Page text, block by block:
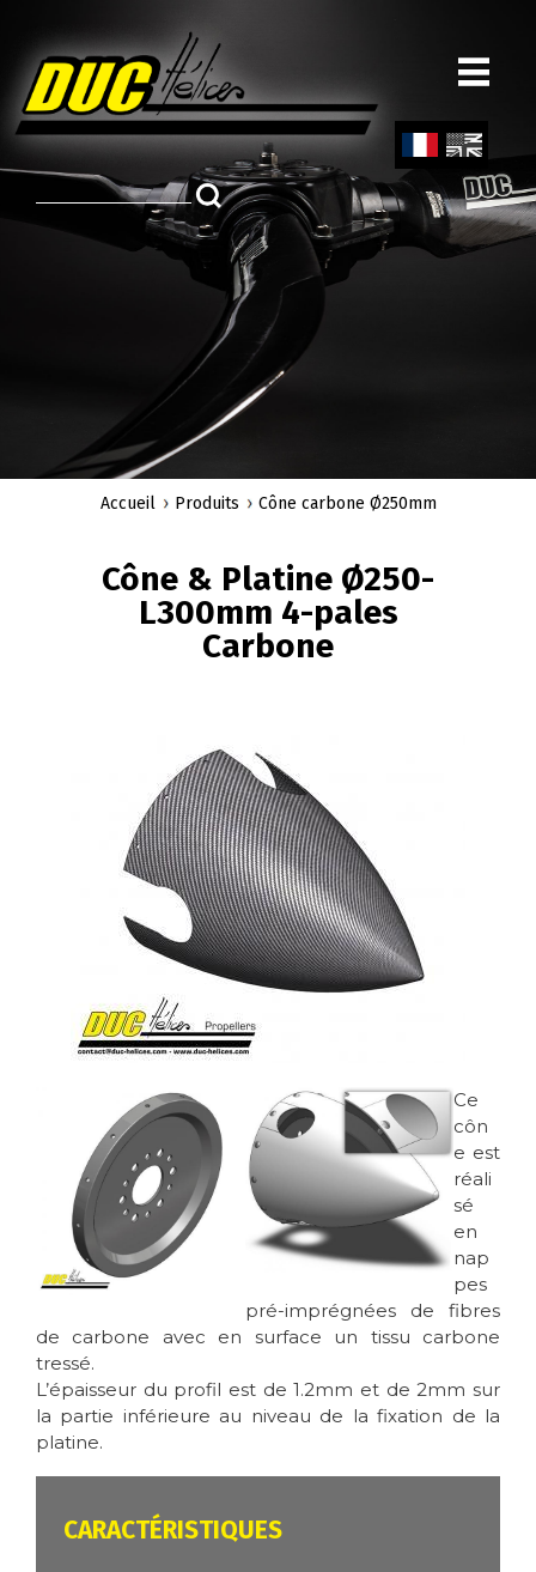
principal
ch
Engl
D'ARIANE
Accueil Produits Cône carbone Ø250mm
Cône & Platine Ø250-
L300mm 4-pales
Carbone
Image
Ce
côn
e est
réali
sé
en
nap
pes
pré-imprégnées de fibres
de carbone avec en surface un tissu carbone
tressé.
L’épaisseur du profil est de 1.2mm et de 2mm sur
la partie inférieure au niveau de la fixation de la
platine.
CARACTÉRISTIQUES